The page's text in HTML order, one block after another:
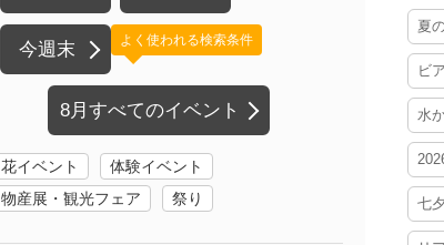
今週末
8月すべてのイベント
よく使われる検索条件
花イベント
体験イベント
物産展・観光フェア
祭り
夏
ビ
水
七